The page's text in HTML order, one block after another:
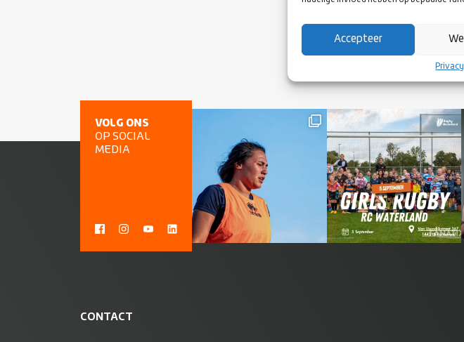
Accepteer
VOLG ONS
OP SOCIAL
MEDIA
CONTACT